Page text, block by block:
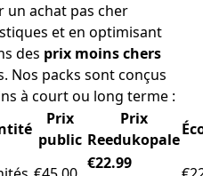
un achat pas cher
et en optimisant
des prix moins chers
Nos packs sont conçus
à court ou long terme :
Prix
public
Prix
Reedukopale
€22.99